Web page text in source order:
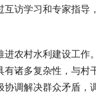
访学习和专家指
进农村水利建设工
诸多复杂性，与村
调解决群众矛盾